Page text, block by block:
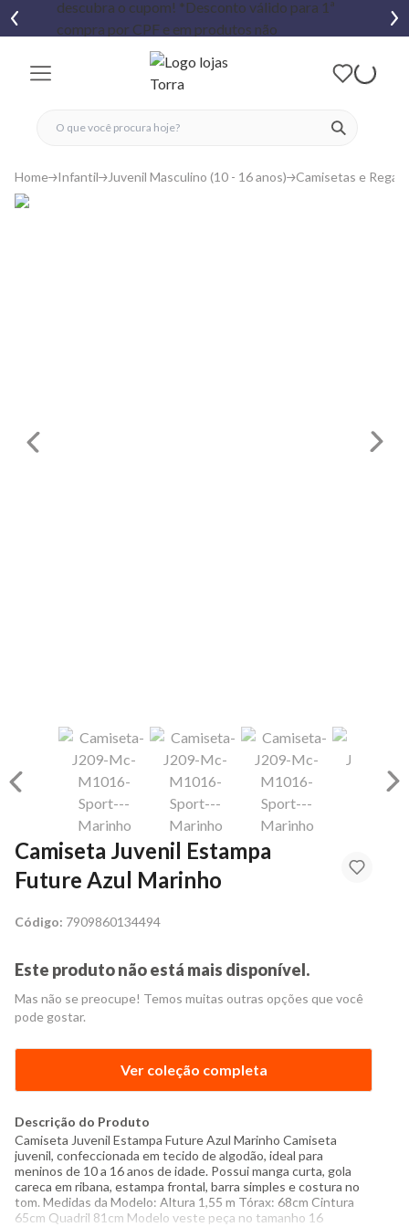
ver
fechar menu
fechar menu
favoritos
Home Infantil Juvenil Masculino (10 - 16 anos) Camisetas e
Camiseta Juvenil Estampa
Future Azul Marinho
Código: 7909860134494
Este produto não está mais disponível.
Mas não se preocupe! Temos muitas outras opções que você
pode gostar.
Ver coleção completa
Descrição do Produto
Camiseta Juvenil Estampa Future Azul Marinho Camiseta
juvenil, confeccionada em tecido de algodão, ideal para
meninos de 10 a 16 anos de idade. Possui manga curta, gola
careca em ribana, estampa frontal, barra simples e costura no
tom. Medidas da Modelo: Altura 1,55 m Tórax: 68cm Cintura
65cm Quadril 81cm Modelo veste peça no tamanho 16